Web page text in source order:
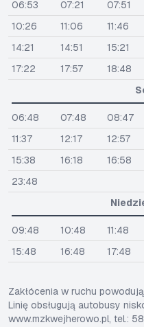
06:53 07:21 07:51
10:26
11:06 11:46
14:21
14:51 15:21
17:22
17:57 18:48
06:48 07:48 08:47
11:37
12:17 12:57
15:38
16:18 16:58
23:48
09:48 10:48 11:48
15:48
16:48 17:48
Zakłócenia w ruchu
Linię obsługują autobusy
www.mzkwejherowo.pl, tel.: